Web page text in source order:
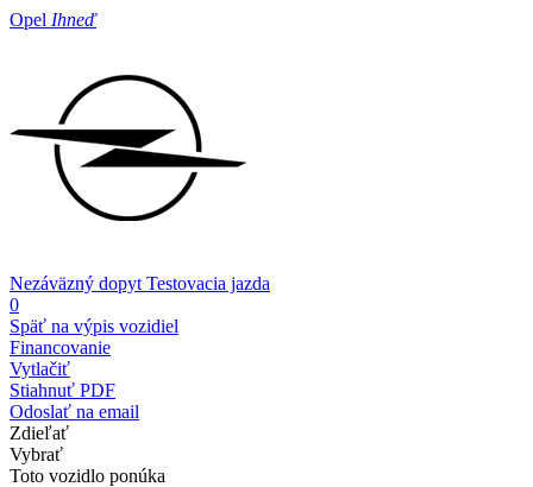
Opel Ihneď
Nezáväzný dopyt Testovacia jazda
0
Späť na výpis vozidiel
Financovanie
Vytlačiť
Stiahnuť PDF
Odoslať na email
Zdieľať
Vybrať
Toto vozidlo ponúka